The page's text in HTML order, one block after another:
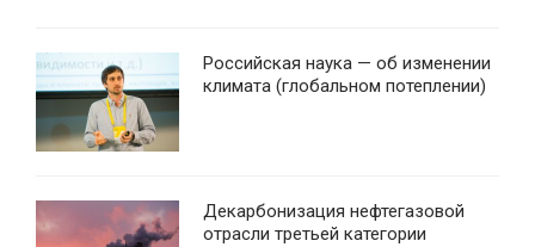
Российская наука — об изменении
климата (глобальном потеплении)
Декарбонизация нефтегазовой
отрасли третьей категории